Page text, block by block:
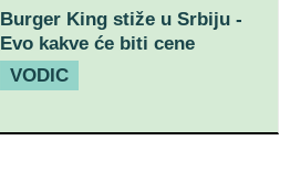
Burger King stiže u Srbiju -
Evo kakve će biti cene
VODIC